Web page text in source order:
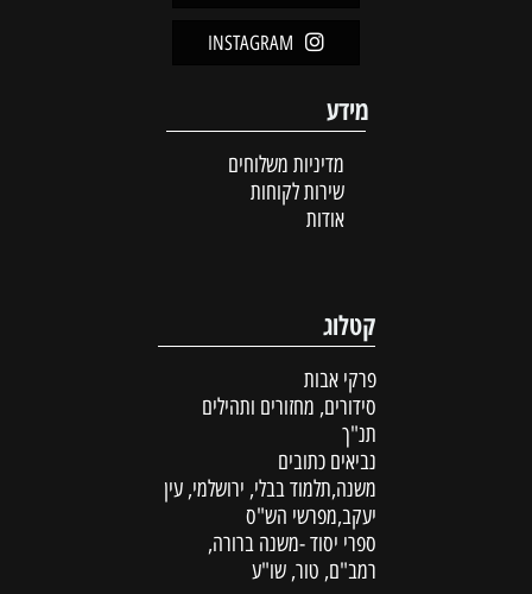
INSTAGRAM
מידע
מדיניות משלוחים
שירות לקוחות
אודות
קטלוג
פרקי אבות
סידורים, מחזורים ותהילים
תנ"ך
נביאים כתובים
משנה,תלמוד בבלי, ירושלמי, עין
יעקב,מפרשי הש"ס
ספרי יסוד -משנה ברורה,
רמב"ם, טור, שו"ע